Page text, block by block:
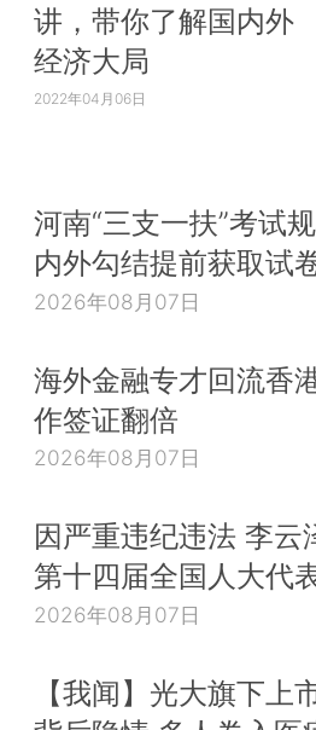
讲，带你了解国内外
经济大局
2022年04月06日
河南“三支一扶”考试
内外勾结提前获取试
2026年08月07日
海外金融专才回流香
作签证翻倍
2026年08月07日
因严重违纪违法 李云
第十四届全国人大代
2026年08月07日
【我闻】光大旗下上